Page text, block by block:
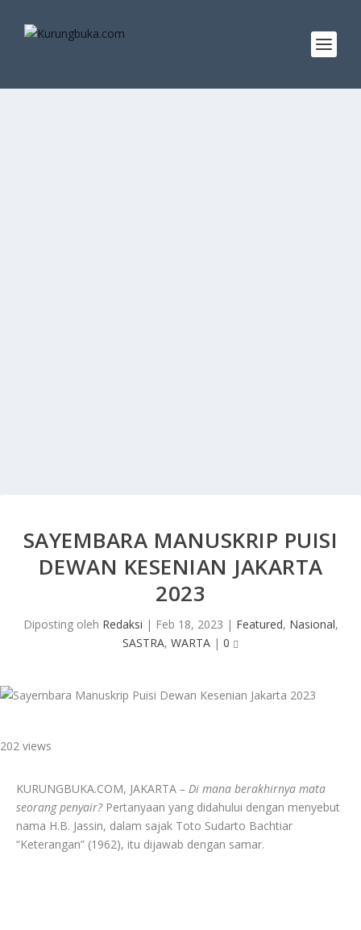
SAYEMBARA MANUSKRIP PUISI
DEWAN KESENIAN JAKARTA
2023
Diposting oleh Redaksi | Feb 18, 2023 | Featured, Nasional,
SASTRA, WARTA | 0
202 views
KURUNGBUKA.COM, JAKARTA – Di mana berakhirnya mata
seorang penyair?Pertanyaan yang didahului dengan menyebut
nama H.B. Jassin, dalam sajak Toto Sudarto Bachtiar
“Keterangan” (1962), itu dijawab dengan samar.